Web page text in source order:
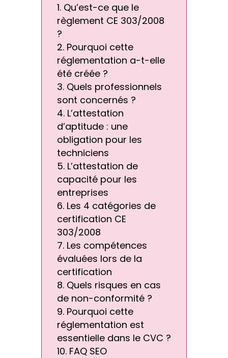
Qu’est-ce que le
règlement CE 303/2008
?
Pourquoi cette
réglementation a-t-elle
été créée ?
Quels professionnels
sont concernés ?
L’attestation
d’aptitude : une
obligation pour les
techniciens
L’attestation de
capacité pour les
entreprises
Les 4 catégories de
certification CE
303/2008
Les compétences
évaluées lors de la
certification
Quels risques en cas
de non-conformité ?
Pourquoi cette
réglementation est
essentielle dans le CVC ?
FAQ SEO